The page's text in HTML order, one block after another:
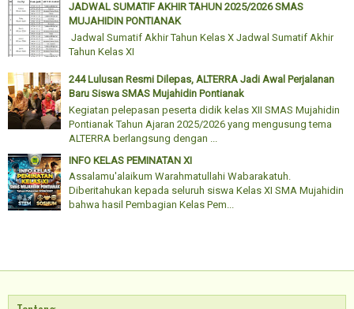
JADWAL SUMATIF AKHIR TAHUN 2025/2026 SMAS
MUJAHIDIN PONTIANAK
Jadwal Sumatif Akhir Tahun Kelas X Jadwal Sumatif Akhir
Tahun Kelas XI
244 Lulusan Resmi Dilepas, ALTERRA Jadi Awal Perjalanan
Baru Siswa SMAS Mujahidin Pontianak
Kegiatan pelepasan peserta didik kelas XII SMAS Mujahidin
Pontianak Tahun Ajaran 2025/2026 yang mengusung tema
ALTERRA berlangsung dengan ...
INFO KELAS PEMINATAN XI
Assalamu'alaikum Warahmatullahi Wabarakatuh.
Diberitahukan kepada seluruh siswa Kelas XI SMA Mujahidin
bahwa hasil Pembagian Kelas Pem...